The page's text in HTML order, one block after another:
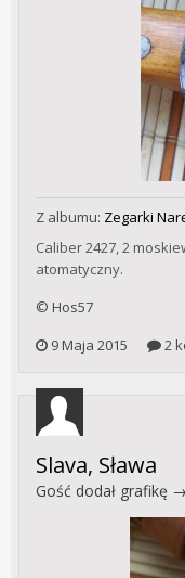
Z albumu: Zegarki
Caliber 2427, 2
atomatyczny.
© Hos57
9 Maja 2015
2
Slava, Sława
Gość dodał grafikę